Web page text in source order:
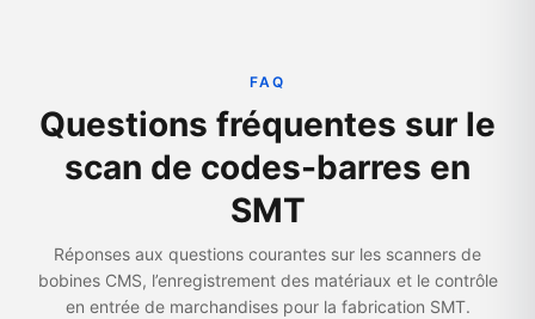
FAQ
Questions fréquentes sur le
scan de codes-barres en
SMT
Réponses aux questions courantes sur les scanners de
bobines CMS, l’enregistrement des matériaux et le contrôle
en entrée de marchandises pour la fabrication SMT.